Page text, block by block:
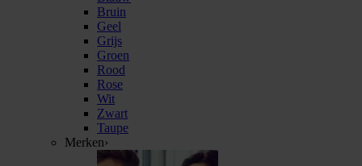
Bruin
Geel
Grijs
Groen
Rood
Rose
Wit
Zwart
Taupe
Merken›